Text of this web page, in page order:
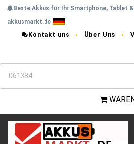
Beste Akkus für Ihr Smartphone, Tablet
akkusmarkt.de
Kontakt uns Über Uns